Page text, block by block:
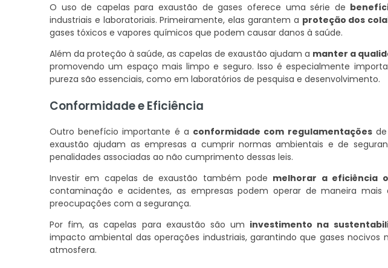
O uso de capelas para exaustão de gases oferece uma série de
industriais e laboratoriais. Primeiramente, elas garantem a proteção dos
gases tóxicos e vapores químicos que podem causar danos à saúde.
Além da proteção à saúde, as capelas de exaustão ajudam a manter a
promovendo um espaço mais limpo e seguro. Isso é especialmente
pureza são essenciais, como em laboratórios de pesquisa e desenvolvimento.
Conformidade e Eficiência
Outro benefício importante é a conformidade com regulamentaçõesde
exaustão ajudam as empresas a cumprir normas ambientais e de
penalidades associadas ao não cumprimento dessas leis.
Investir em capelas de exaustão também pode melhorar a eficiência
contaminação e acidentes, as empresas podem operar de maneira
preocupações com a segurança.
Por fim, as capelas para exaustão são um investimento na
impacto ambiental das operações industriais, garantindo que gases nocivos
atmosfera.